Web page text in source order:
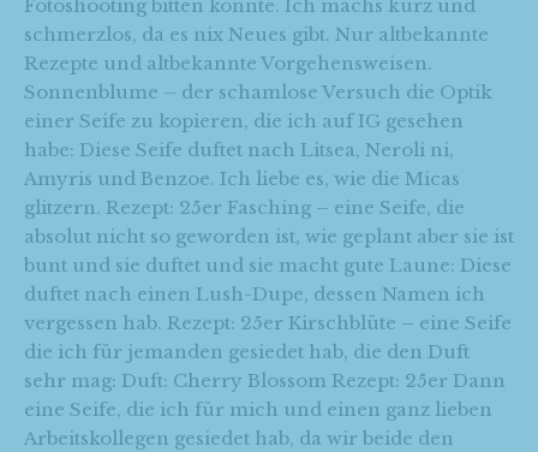
Fotoshooting bitten konnte. Ich machs kurz und
schmerzlos, da es nix Neues gibt. Nur altbekannte
Rezepte und altbekannte Vorgehensweisen.
Sonnenblume – der schamlose Versuch die Optik
einer Seife zu kopieren, die ich auf IG gesehen
habe: Diese Seife duftet nach Litsea, Neroli ni,
Amyris und Benzoe. Ich liebe es, wie die Micas
glitzern. Rezept: 25er Fasching – eine Seife, die
absolut nicht so geworden ist, wie geplant aber sie ist
bunt und sie duftet und sie macht gute Laune: Diese
duftet nach einen Lush-Dupe, dessen Namen ich
vergessen hab. Rezept: 25er Kirschblüte – eine Seife
die ich für jemanden gesiedet hab, die den Duft
sehr mag: Duft: Cherry Blossom Rezept: 25er Dann
eine Seife, die ich für mich und einen ganz lieben
Arbeitskollegen gesiedet hab, da wir beide den